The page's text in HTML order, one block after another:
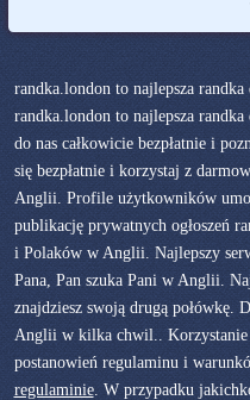
randka.london to najlepsza
randka.london to najlepsza
do nas całkowicie bezpłatnie i
się bezpłatnie i korzystaj z
Anglii. Profile użytkowników
publikację prywatnych ogłoszeń
i Polaków w Anglii. Najlepszy
Pana, Pan szuka Pani w Anglii.
znajdziesz swoją drugą połówkę.
Anglii w kilka chwil.. Korzystanie
postanowień regulaminu i
regulaminie. W przypadku